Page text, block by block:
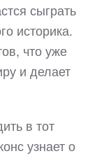
сыграть
историка.
что уже
и делает
в тот
узнает о